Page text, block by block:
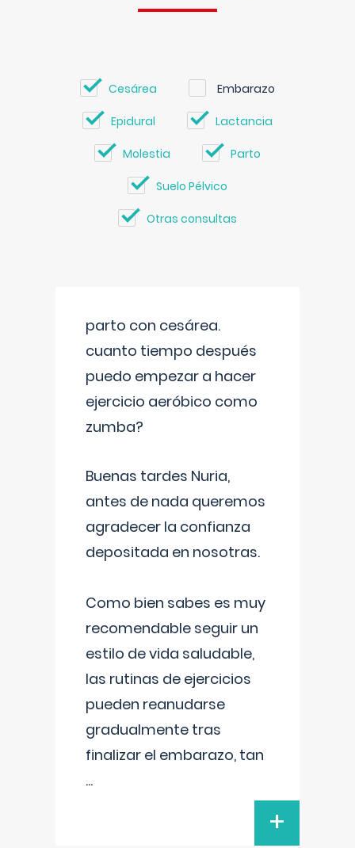
Cesárea Embarazo
Epidural Lactancia
Molestia Parto
Suelo Pélvico
Otras consultas
parto con cesárea.
cuanto tiempo después
puedo empezar a hacer
ejercicio aeróbico como
zumba?
Buenas tardes Nuria,
antes de nada queremos
agradecer la confianza
depositada en nosotras.
Como bien sabes es muy
recomendable seguir un
estilo de vida saludable,
las rutinas de ejercicios
pueden reanudarse
gradualmente tras
finalizar el embarazo, tan
...
+